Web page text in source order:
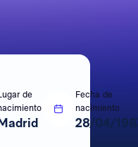
de
Fecha de
nacimiento
28/04/